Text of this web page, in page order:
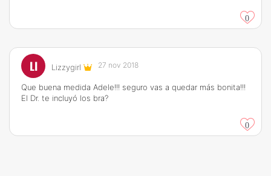
0
LI Lizzygirl 27 nov 2018
Que buena medida Adele!!! seguro vas a quedar más bonita!!!
El Dr. te incluyó los bra?
0